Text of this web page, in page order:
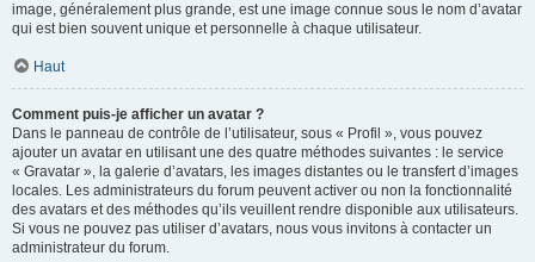
image, généralement plus grande, est une image connue sous le nom d’avatar
qui est bien souvent unique et personnelle à chaque utilisateur.
Haut
Comment puis-je afficher un avatar ?
Dans le panneau de contrôle de l’utilisateur, sous « Profil », vous pouvez
ajouter un avatar en utilisant une des quatre méthodes suivantes : le service
« Gravatar », la galerie d’avatars, les images distantes ou le transfert d’images
locales. Les administrateurs du forum peuvent activer ou non la fonctionnalité
des avatars et des méthodes qu’ils veuillent rendre disponible aux utilisateurs.
Si vous ne pouvez pas utiliser d’avatars, nous vous invitons à contacter un
administrateur du forum.